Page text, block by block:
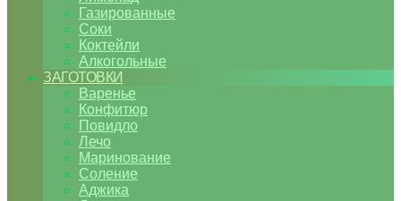
Газированные
Соки
Коктейли
Алкогольные
ЗАГОТОВКИ
Варенье
Конфитюр
Повидло
Лечо
Маринование
Соление
Аджика